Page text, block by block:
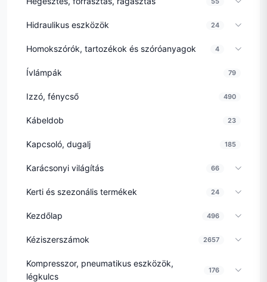
Hidraulikus eszközök 24
Homokszórók, tartozékok és szóróanyagok 4
Ívlámpák 79
Izzó, fénycső 490
Kábeldob 23
Kapcsoló, dugalj 185
Karácsonyi világítás 66
Kerti és szezonális termékek 24
Kezdőlap 496
Kéziszerszámok 2657
Kompresszor, pneumatikus eszközök,
légkulcs
176